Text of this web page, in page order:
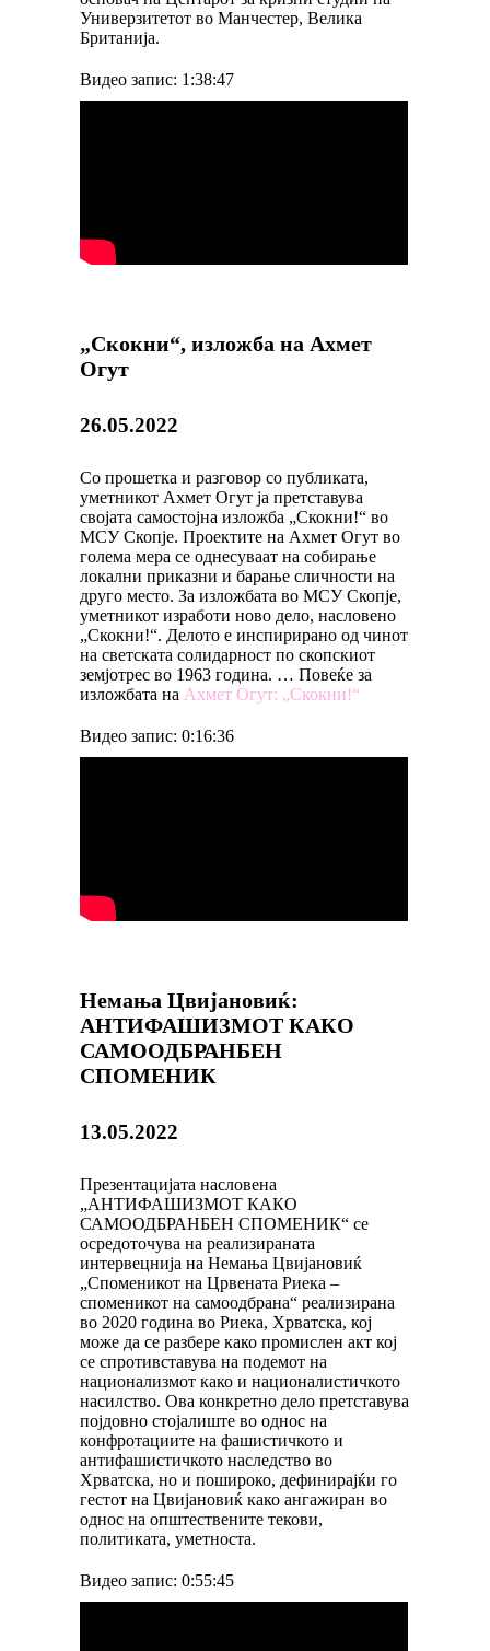
Универзитетот во Манчестер, Велика
Британија.
Видео запис: 1:38:47
„Скокни“, изложба на Ахмет
Огут
26.05.2022
Со прошетка и разговор со публиката,
уметникот Ахмет Огут ја претставува
својата самостојна изложба „Скокни!“ во
МСУ Скопје. Проектите на Ахмет Огут во
голема мера се однесуваат на собирање
локални приказни и барање сличности на
друго место. За изложбата во МСУ Скопје,
уметникот изработи ново дело, насловено
„Скокни!“. Делото е инспирирано од чинoт
на светската солидарност по скопскиот
земјотрес во 1963 година. … Повеќе за
изложбата на Ахмет Огут: „Скокни!“
Видео запис: 0:16:36
Немања Цвијановиќ:
АНТИФАШИЗМОТ КАКО
САМООДБРАНБЕН
СПОМЕНИК
13.05.2022
Презентацијата насловена
„АНТИФАШИЗМОТ КАКО
САМООДБРАНБЕН СПОМЕНИК“ се
осредоточува на реализираната
интервецнија на Немања Цвијановиќ
„Споменикот на Црвената Риека –
споменикот на самоодбрана“ реализирана
во 2020 година во Риека, Хрватска, кој
може да се разбере како промислен акт кој
се спротивставува на подемот на
национализмот како и националистичкото
насилство. Ова конкретно дело претставува
појдовно стојалиште во однос на
конфротациите на фашистичкото и
антифашистичкото наследство во
Хрватска, но и пошироко, дефинирајќи го
гестот на Цвијановиќ како ангажиран во
однос на општествените текови,
политиката, уметноста.
Видео запис: 0:55:45